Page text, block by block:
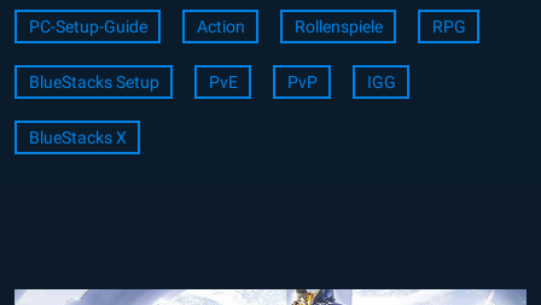
PC-Setup-Guide Action Rollenspiele RPG
BlueStacks Setup PvE PvP IGG
BlueStacks X